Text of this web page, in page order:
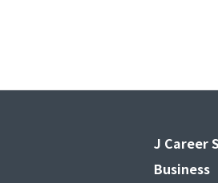
J Career
Business